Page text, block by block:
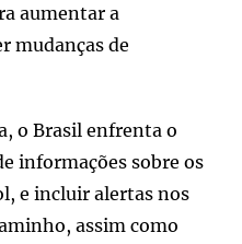
aumentar a
mudanças de
o Brasil enfrenta o
informações sobre os
e incluir alertas nos
assim como